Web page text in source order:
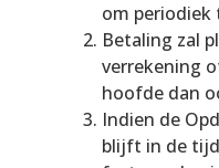
om
Betaling zal
verrekening
hoofde dan
Indien de
blijft in de